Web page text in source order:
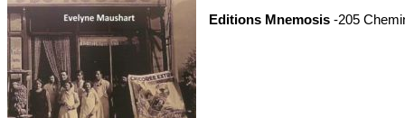
Editions Mnemosis -205